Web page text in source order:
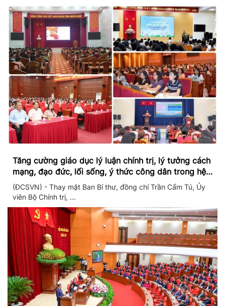
Tăng cường giáo dục lý luận chính trị, lý tưởng cách
mạng, đạo đức, lối sống, ý thức công dân trong hệ
thống giáo dục quốc dân
(ĐCSVN) - Thay mặt Ban Bí thư, đồng chí Trần Cẩm Tú, Ủy
viên Bộ Chính trị, ...